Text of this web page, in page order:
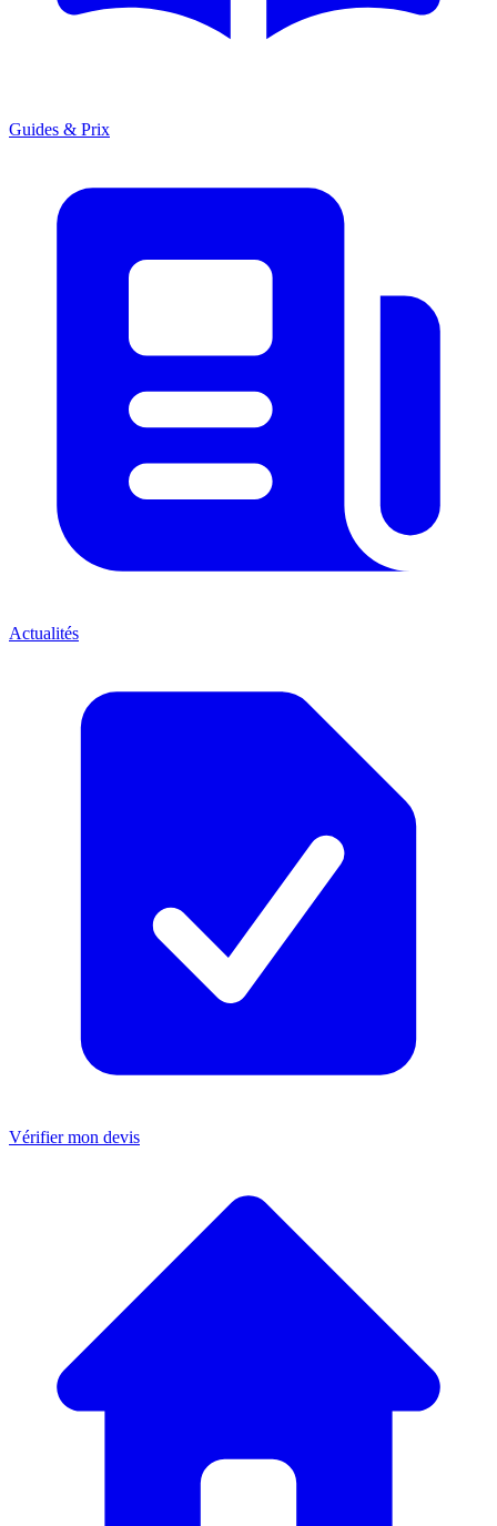
Guides & Prix
Actualités
Vérifier mon devis